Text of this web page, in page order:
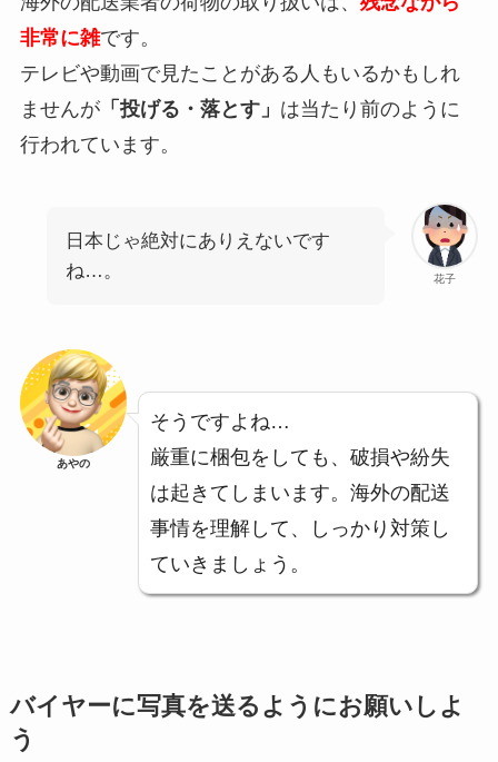
非常に雑です。
テレビや動画で見たことがある人もいるかもしれ
ませんが「投げる・落とす」 は当たり前のように
行われています。
花子
日本じゃ絶対にありえないです
ね…。
あやの
そうですよね…
厳重に梱包をしても、破損や紛失
は起きてしまいます。海外の配送
事情を理解して、しっかり対策し
ていきましょう。
バイヤーに写真を送るようにお願いしよ
う